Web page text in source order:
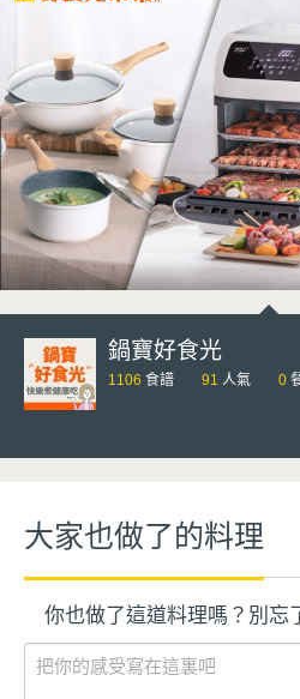
鍋寶好食光
1106 食譜 91 人氣 0
大家也做了的料理
你也做了這道料理嗎？別忘